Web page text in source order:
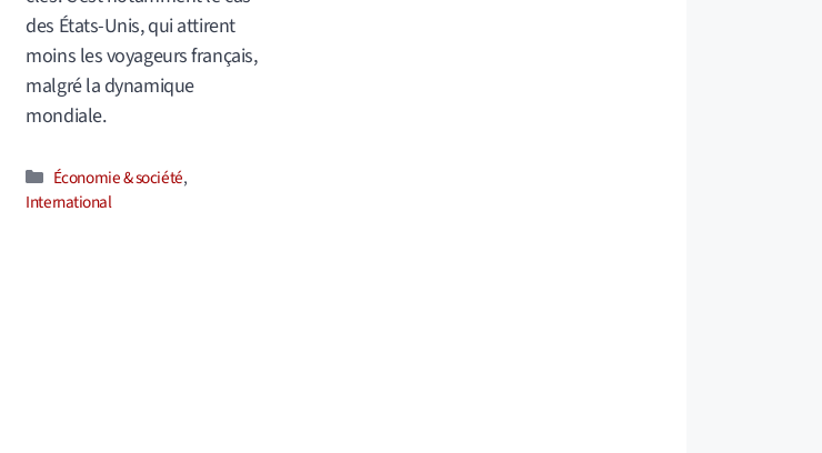
des États-Unis, qui attirent
moins les voyageurs français,
malgré la dynamique
mondiale.
Catégories
Économie & société,
International